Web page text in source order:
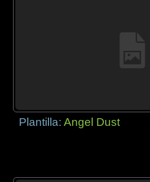
Plantilla:Angel Dust